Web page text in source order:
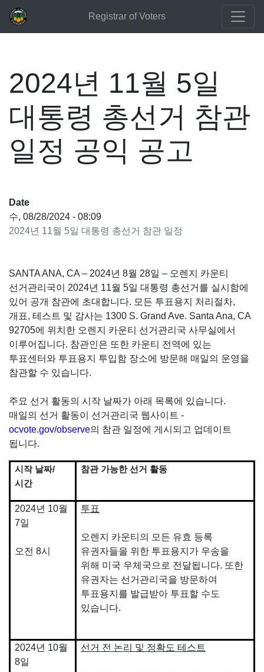
Registrar of Voters
2024년 11월 5일
대통령 총선거 참관
일정 공익 공고
Date
수, 08/28/2024 - 08:09
2024년 11월 5일 대통령 총선거 참관 일정
SANTA ANA, CA – 2024년 8월 28일 – 오렌지 카운티
선거관리국이 2024년 11월 5일 대통령 총선거를 실시함에
있어 공개 참관에 초대합니다. 모든 투표용지 처리절차,
개표, 테스트 및 감사는 1300 S. Grand Ave. Santa Ana, CA
92705에 위치한 오렌지 카운티 선거관리국 사무실에서
이루어집니다. 참관인은 또한 카운티 전역에 있는
투표센터와 투표용지 투입함 장소에 방문해 매일의 운영을
참관할 수 있습니다.
주요 선거 활동의 시작 날짜가 아래 목록에 있습니다.
매일의 선거 활동이 선거관리국 웹사이트 -
ocvote.gov/observe의 참관 일정에 게시되고 업데이트
됩니다.
시작 날짜/
시간
참관 가능한 선거 활동
2024년 10월
7일
오전 8시
투표
오렌지 카운티의 모든 유효 등록
유권자들을 위한 투표용지가 우송을
위해 미국 우체국으로 전달됩니다. 또한
유권자는 선거관리국을 방문하여
투표용지를 발급받아 투표할 수도
있습니다.
2024년 10월
8일
선거 전 논리 및 정확도 테스트